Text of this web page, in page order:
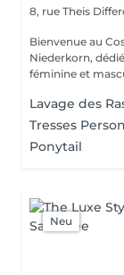
8, rue Theis
Bienvenue au
Niederkorn,
Lavage des
Tresses
Ponytail
Neu